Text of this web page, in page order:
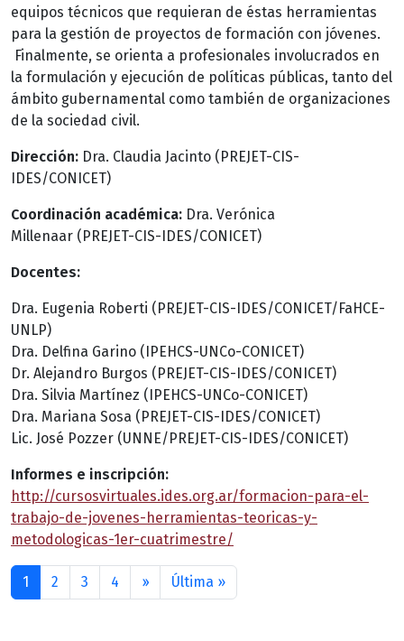
equipos técnicos que requieran de éstas herramientas
para la gestión de proyectos de formación con jóvenes.
Finalmente, se orienta a profesionales involucrados en
la formulación y ejecución de políticas públicas, tanto del
ámbito gubernamental como también de organizaciones
de la sociedad civil.
Dirección: Dra. Claudia Jacinto (PREJET-CIS-
IDES/CONICET)
Coordinación académica: Dra. Verónica
Millenaar (PREJET-CIS-IDES/CONICET)
Docentes:
Dra. Eugenia Roberti (PREJET-CIS-IDES/CONICET/FaHCE-
UNLP)
Dra. Delfina Garino (IPEHCS-UNCo-CONICET)
Dr. Alejandro Burgos (PREJET-CIS-IDES/CONICET)
Dra. Silvia Martínez (IPEHCS-UNCo-CONICET)
Dra. Mariana Sosa (PREJET-CIS-IDES/CONICET)
Lic. José Pozzer (UNNE/PREJET-CIS-IDES/CONICET)
Informes e inscripción:
http://cursosvirtuales.ides.org.ar/formacion-para-el-
trabajo-de-jovenes-herramientas-teoricas-y-
metodologicas-1er-cuatrimestre/
Paginación
1 2 3 4 ››Siguiente página
Última »Última página